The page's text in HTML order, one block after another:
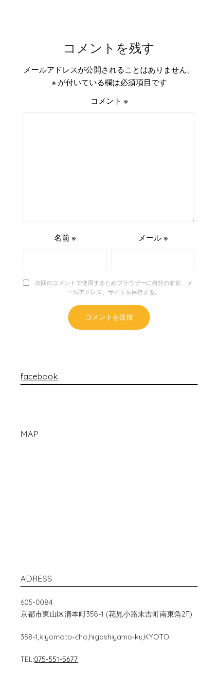
コメントを残す
メールアドレスが公開されることはありません。
※が付いている欄は必須項目です
コメント ※
名前※ メール ※
次回のコメントで使用するためブラウザーに自分の名前、メ
ールアドレス、サイトを保存する。
facebook
MAP
ADRESS
605-0084
京都市東山区清本町358-1 (花見小路末吉町南東角2F)
358-1,kiyomoto-cho,higashiyama-ku,KYOTO
TEL:075-551-5677